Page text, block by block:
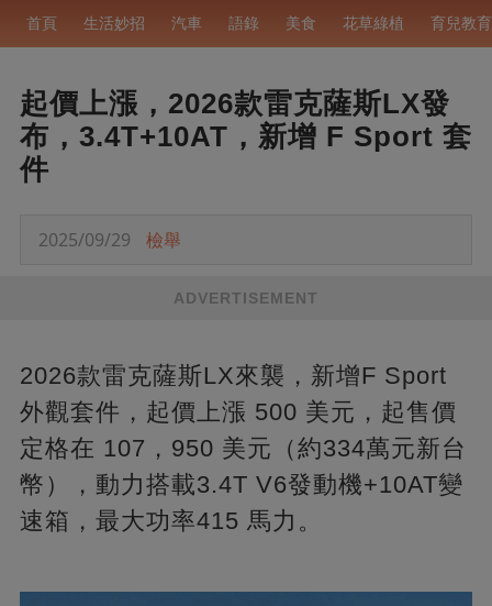
首頁 生活妙招 汽車 語錄 美食 花草綠植 育兒教育
起價上漲，2026款雷克薩斯LX發
布，3.4T+10AT，新增 F Sport 套
件
2025/09/29 檢舉
ADVERTISEMENT
2026款雷克薩斯LX來襲，新增F Sport
外觀套件，起價上漲 500 美元，起售價
定格在 107，950 美元（約334萬元新台
幣），動力搭載3.4T V6發動機+10AT變
速箱，最大功率415 馬力。